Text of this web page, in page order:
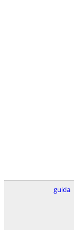
guida